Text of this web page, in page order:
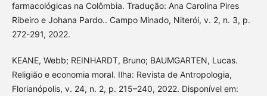
farmacológicas na Colômbia. Tradução: Ana Carolina Pires
Ribeiro e Johana Pardo.. Campo Minado, Niterói, v. 2, n. 3, p.
272-291, 2022.
KEANE, Webb; REINHARDT, Bruno; BAUMGARTEN, Lucas.
Religião e economia moral. Ilha: Revista de Antropologia,
Florianópolis, v. 24, n. 2, p. 215–240, 2022. Disponível em: